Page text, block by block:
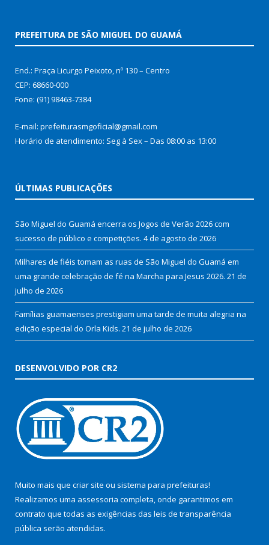
PREFEITURA DE SÃO MIGUEL DO GUAMÁ
End.: Praça Licurgo Peixoto, nº 130 – Centro
CEP: 68660-000
Fone: (91) 98463-7384
E-mail: prefeiturasmgoficial@gmail.com
Horário de atendimento: Seg à Sex – Das 08:00 as 13:00
ÚLTIMAS PUBLICAÇÕES
São Miguel do Guamá encerra os Jogos de Verão 2026 com
sucesso de público e competições. 4 de agosto de 2026
Milhares de fiéis tomam as ruas de São Miguel do Guamá em
uma grande celebração de fé na Marcha para Jesus 2026. 21 de
julho de 2026
Famílias guamaenses prestigiam uma tarde de muita alegria na
edição especial do Orla Kids. 21 de julho de 2026
DESENVOLVIDO POR CR2
Muito mais que criar site ou sistema para prefeituras!
Realizamos uma assessoria completa, onde garantimos em
contrato que todas as exigências das leis de transparência
pública serão atendidas.